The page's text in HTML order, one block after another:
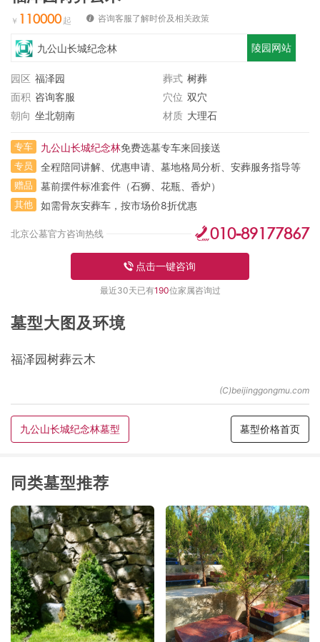
110000 咨询客服了解时价及相关政策
九公山长城纪念林 陵园网站
园区 福泽园 葬式 树葬
面积 咨询客服 穴位 双穴
朝向 坐北朝南 材质 大理石
专车 九公山长城纪念林免费选墓专车来回接送
专员 全程陪同讲解、优惠申请、墓地格局分析、安葬服务指导等
赠品 墓前摆件标准套件（石狮、花瓶、香炉）
其他 如需骨灰安葬车，按市场价8折优惠
北京公墓官方咨询热线 010-89177867
点击一键咨询
最近30天已有190位家属咨询过
墓型大图及环境
福泽园树葬云木
九公山长城纪念林墓型 墓型价格首页
同类墓型推荐